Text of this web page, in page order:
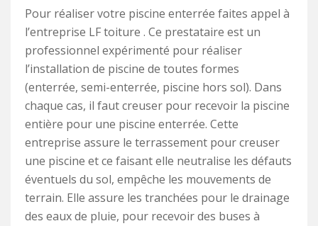
Pour réaliser votre piscine enterrée faites appel à
l’entreprise LF toiture . Ce prestataire est un
professionnel expérimenté pour réaliser
l’installation de piscine de toutes formes
(enterrée, semi-enterrée, piscine hors sol). Dans
chaque cas, il faut creuser pour recevoir la piscine
entière pour une piscine enterrée. Cette
entreprise assure le terrassement pour creuser
une piscine et ce faisant elle neutralise les défauts
éventuels du sol, empêche les mouvements de
terrain. Elle assure les tranchées pour le drainage
des eaux de pluie, pour recevoir des buses à